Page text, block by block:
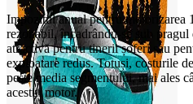
Impozitul anual pentru motorizarea
rezonabil, încadrându-se sub
atractivă pentru tinerii șoferi sau
exploatare redus. Totuși, costurile
peste media segmentului, mai ales
acestui motor.